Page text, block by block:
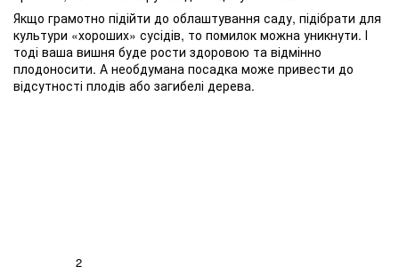
Якщо грамотно підійти до облаштування саду, підібрати для
культури «хороших» сусідів, то помилок можна уникнути. І
тоді ваша вишня буде рости здоровою та відмінно
плодоносити. А необдумана посадка може привести до
відсутності плодів або загибелі дерева.
2